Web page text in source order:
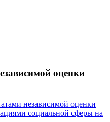
оценки
независимой оценки
социальной сферы на